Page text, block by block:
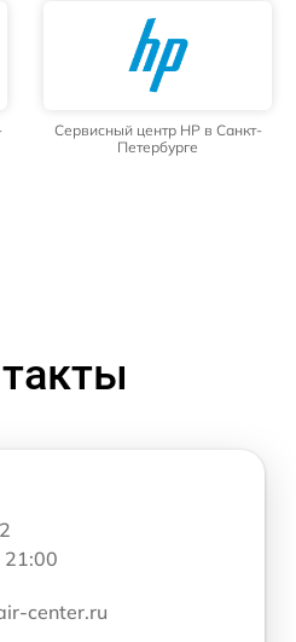
Сервисный центр HP в Санкт-
Петербурге
21:00
center.ru